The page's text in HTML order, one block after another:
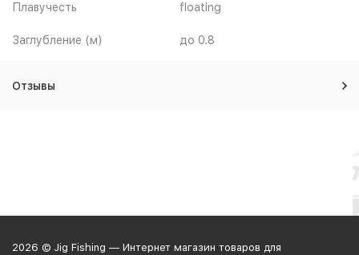
Плавучесть floating
Заглубление (м) до 0.8
Отзывы
2026 © Jig Fishing — Интернет магазин товаров для